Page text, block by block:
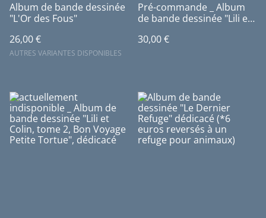
Album de bande dessinée
"L'Or des Fous"
26,00 €
AUTRES VARIANTES DISPONIBLES
Pré-commande _ Album
de bande dessinée "Lili et
des Bêtises", dédicacé
30,00 €